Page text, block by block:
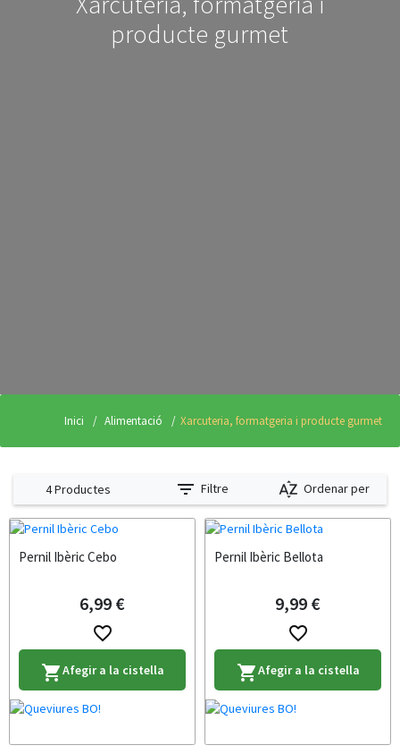
producte gurmet
Inici Alimentació Xarcuteria, formatgeria i producte gurmet
4 Productes filter_list Filtre sort_by_alpha Ordenar per
Pernil Ibèric Cebo
6,99 €
favorite_border
shopping_cartAfegir a la cistella
Pernil Ibèric Bellota
9,99 €
favorite_border
shopping_cartAfegir a la cistella